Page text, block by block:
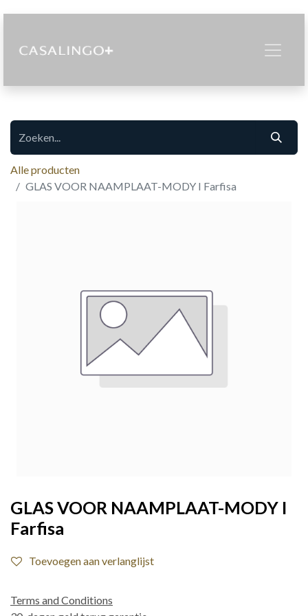
Alle producten
GLAS VOOR NAAMPLAAT-MODY I Farfisa
GLAS VOOR NAAMPLAAT-MODY I
Farfisa
Toevoegen aan verlanglijst
Terms and Conditions